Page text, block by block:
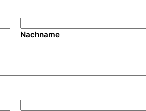
Nachname